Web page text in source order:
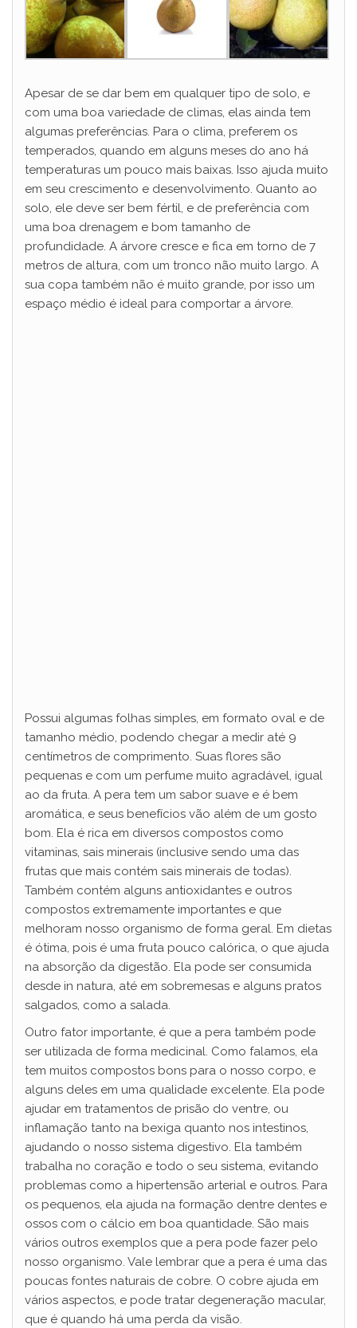
Apesar de se dar bem em qualquer tipo de solo, e
com uma boa variedade de climas, elas ainda tem
algumas preferências. Para o clima, preferem os
temperados, quando em alguns meses do ano há
temperaturas um pouco mais baixas. Isso ajuda muito
em seu crescimento e desenvolvimento. Quanto ao
solo, ele deve ser bem fértil, e de preferência com
uma boa drenagem e bom tamanho de
profundidade. A árvore cresce e fica em torno de 7
metros de altura, com um tronco não muito largo. A
sua copa também não é muito grande, por isso um
espaço médio é ideal para comportar a árvore.
Possui algumas folhas simples, em formato oval e de
tamanho médio, podendo chegar a medir até 9
centímetros de comprimento. Suas flores são
pequenas e com um perfume muito agradável, igual
ao da fruta. A pera tem um sabor suave e é bem
aromática, e seus benefícios vão além de um gosto
bom. Ela é rica em diversos compostos como
vitaminas, sais minerais (inclusive sendo uma das
frutas que mais contém sais minerais de todas).
Também contém alguns antioxidantes e outros
compostos extremamente importantes e que
melhoram nosso organismo de forma geral. Em dietas
é ótima, pois é uma fruta pouco calórica, o que ajuda
na absorção da digestão. Ela pode ser consumida
desde in natura, até em sobremesas e alguns pratos
salgados, como a salada.
Outro fator importante, é que a pera também pode
ser utilizada de forma medicinal. Como falamos, ela
tem muitos compostos bons para o nosso corpo, e
alguns deles em uma qualidade excelente. Ela pode
ajudar em tratamentos de prisão do ventre, ou
inflamação tanto na bexiga quanto nos intestinos,
ajudando o nosso sistema digestivo. Ela também
trabalha no coração e todo o seu sistema, evitando
problemas como a hipertensão arterial e outros. Para
os pequenos, ela ajuda na formação dentre dentes e
ossos com o cálcio em boa quantidade. São mais
vários outros exemplos que a pera pode fazer pelo
nosso organismo. Vale lembrar que a pera é uma das
poucas fontes naturais de cobre. O cobre ajuda em
vários aspectos, e pode tratar degeneração macular,
que é quando há uma perda da visão.